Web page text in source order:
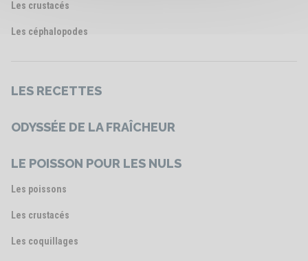
Les crustacés
Les céphalopodes
LES RECETTES
ODYSSÉE DE LA FRAÎCHEUR
LE POISSON POUR LES NULS
Les poissons
Les crustacés
Les coquillages